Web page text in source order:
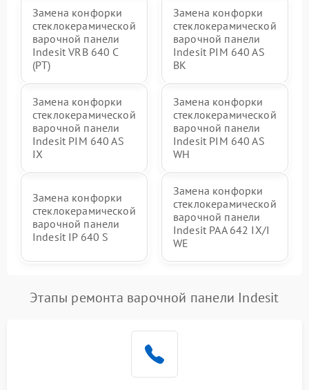
Замена конфорки
стеклокерамической
варочной панели
Indesit VRB 640 C
(PT)
Замена конфорки
стеклокерамической
варочной панели
Indesit PIM 640 AS
BK
Замена конфорки
стеклокерамической
варочной панели
Indesit PIM 640 AS
IX
Замена конфорки
стеклокерамической
варочной панели
Indesit PIM 640 AS
WH
Замена конфорки
стеклокерамической
варочной панели
Indesit IP 640 S
Замена конфорки
стеклокерамической
варочной панели
Indesit PAA 642 IX/I
WE
Этапы ремонта варочной панели Indesit